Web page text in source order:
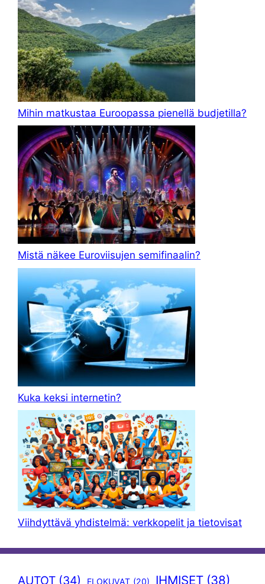
Mihin matkustaa Euroopassa pienellä budjetilla?
Mistä näkee Euroviisujen semifinaalin?
Kuka keksi internetin?
Viihdyttävä yhdistelmä: verkkopelit ja tietovisat
AUTOT (34) ELOKUVAT (20) IHMISET (38)